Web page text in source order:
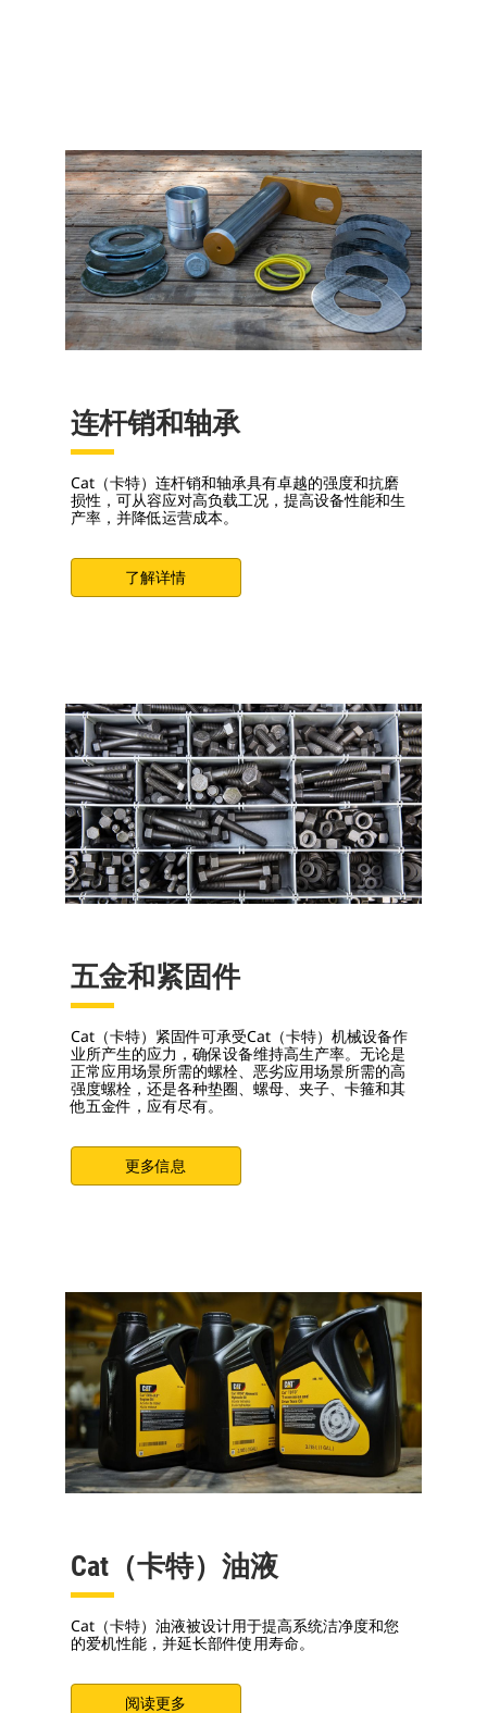
连杆销和轴承
Cat（卡特）连杆销和轴承具有卓越的强度和抗磨
损性，可从容应对高负载工况，提高设备性能和生
产率，并降低运营成本。
了解详情
五金和紧固件
Cat（卡特）紧固件可承受Cat（卡特）机械设备作
业所产生的应力，确保设备维持高生产率。无论是
正常应用场景所需的螺栓、恶劣应用场景所需的高
强度螺栓，还是各种垫圈、螺母、夹子、卡箍和其
他五金件，应有尽有。
更多信息
Cat（卡特）油液
Cat（卡特）油液被设计用于提高系统洁净度和您
的爱机性能，并延长部件使用寿命。
阅读更多